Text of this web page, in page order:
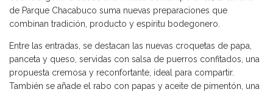
de Parque Chacabuco suma nuevas preparaciones que
combinan tradición, producto y espíritu bodegonero.
Entre las entradas, se destacan las nuevas croquetas de papa,
panceta y queso, servidas con salsa de puerros confitados, una
propuesta cremosa y reconfortante, ideal para compartir.
También se añade el rabo con papas y aceite de pimentón, una